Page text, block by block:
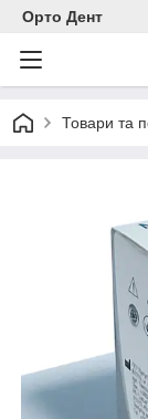
Орто Дент
Товари та